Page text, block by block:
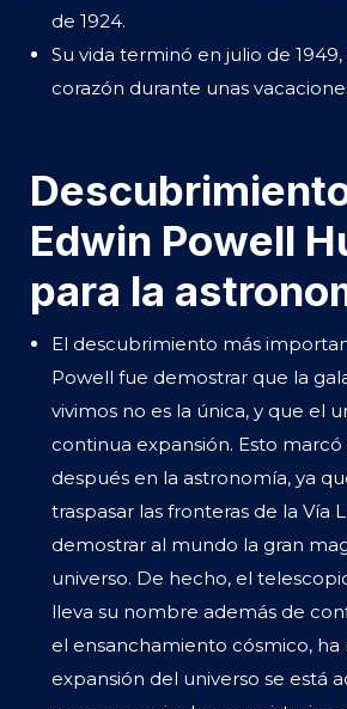
de 1924.
Su vida terminó en julio de
corazón durante unas
Edwin Powell
para la
El descubrimiento más
Powell fue demostrar que la
vivimos no es la única, y que el
continua expansión. Esto marcó
después en la astronomía, ya
traspasar las fronteras de la Vía
demostrar al mundo la gran
universo. De hecho, el
lleva su nombre además de
el ensanchamiento cósmico, ha
expansión del universo se está